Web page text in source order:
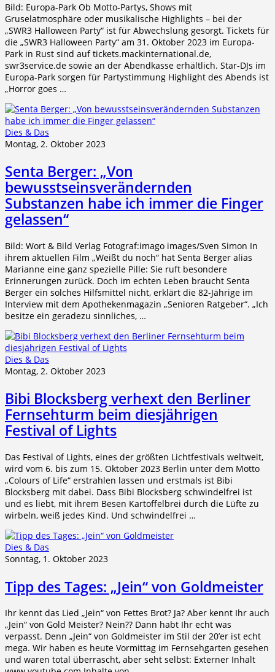
Bild: Europa-Park Ob Motto-Partys, Shows mit
Gruselatmosphäre oder musikalische Highlights – bei der
„SWR3 Halloween Party“ ist für Abwechslung gesorgt. Tickets für
die „SWR3 Halloween Party“ am 31. Oktober 2023 im Europa-
Park in Rust sind auf tickets.mackinternational.de,
swr3service.de sowie an der Abendkasse erhältlich. Star-DJs im
Europa-Park sorgen für Partystimmung Highlight des Abends ist
„Horror goes …
Dies & Das
Montag, 2. Oktober 2023
Senta Berger: „Von
bewusstseinsverändernden
Substanzen habe ich immer die Finger
gelassen“
Bild: Wort & Bild Verlag Fotograf:imago images/Sven Simon In
ihrem aktuellen Film „Weißt du noch“ hat Senta Berger alias
Marianne eine ganz spezielle Pille: Sie ruft besondere
Erinnerungen zurück. Doch im echten Leben braucht Senta
Berger ein solches Hilfsmittel nicht, erklärt die 82-Jährige im
Interview mit dem Apothekenmagazin „Senioren Ratgeber“. „Ich
besitze ein geradezu sinnliches, …
Dies & Das
Montag, 2. Oktober 2023
Bibi Blocksberg verhext den Berliner
Fernsehturm beim diesjährigen
Festival of Lights
Das Festival of Lights, eines der größten Lichtfestivals weltweit,
wird vom 6. bis zum 15. Oktober 2023 Berlin unter dem Motto
„Colours of Life“ erstrahlen lassen und erstmals ist Bibi
Blocksberg mit dabei. Dass Bibi Blocksberg schwindelfrei ist
und es liebt, mit ihrem Besen Kartoffelbrei durch die Lüfte zu
wirbeln, weiß jedes Kind. Und schwindelfrei …
Dies & Das
Sonntag, 1. Oktober 2023
Tipp des Tages: „Jein“ von Goldmeister
Ihr kennt das Lied „Jein“ von Fettes Brot? Ja? Aber kennt Ihr auch
„Jein“ von Gold Meister? Nein?? Dann habt Ihr echt was
verpasst. Denn „Jein“ von Goldmeister im Stil der 20’er ist echt
mega. Wir haben es heute Vormittag im Fernsehgarten gesehen
und waren total überrascht, aber seht selbst: Externer Inhalt